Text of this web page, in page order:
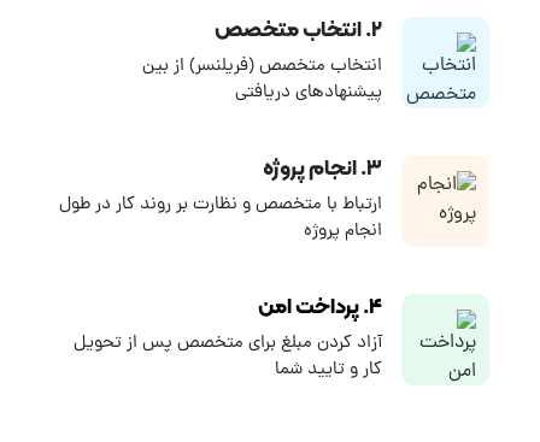
۲. انتخاب متخصص
انتخاب متخصص (فریلنسر) از بین
پیشنهادهای دریافتی
۳. انجام پروژه
ارتباط با متخصص و نظارت بر روند کار در طول
انجام پروژه
۴. پرداخت امن
آزاد کردن مبلغ برای متخصص پس از تحویل
کار و تایید شما